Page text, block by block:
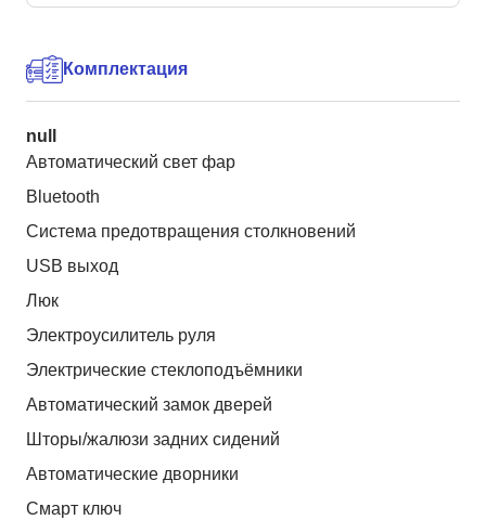
Комплектация
null
Автоматический свет фар
Bluetooth
Система предотвращения столкновений
USB выход
Люк
Электроусилитель руля
Электрические стеклоподъёмники
Автоматический замок дверей
Шторы/жалюзи задних сидений
Автоматические дворники
Смарт ключ